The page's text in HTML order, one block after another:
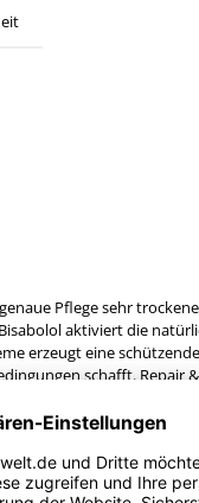
Pflege sehr
aktiviert die
erzeugt eine schützende
schafft. Repair &